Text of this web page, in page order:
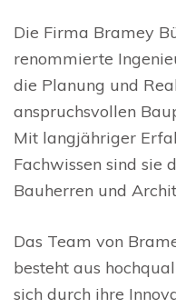
Die Firma Bramey
renommierte
die Planung und
anspruchsvollen
Mit langjähriger
Fachwissen sind sie
Bauherren und
Das Team von
besteht aus
sich durch ihre